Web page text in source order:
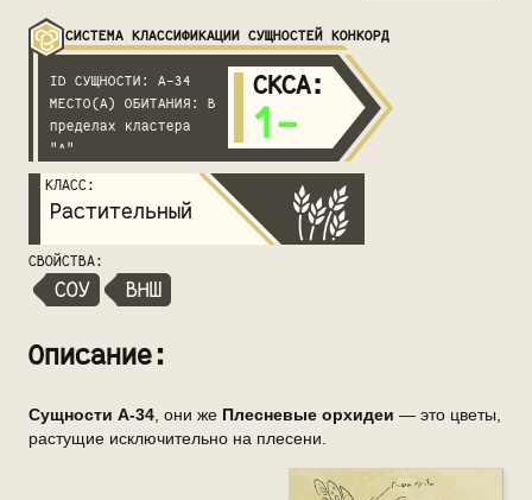
СИСТЕМА КЛАССИФИКАЦИИ СУЩНОСТЕЙ КОНКОРД
ID СУЩНОСТИ: А-34
МЕСТО(А) ОБИТАНИЯ: В
пределах кластера
"А"
СКСА:
1-
КЛАСС:
Растительный
СВОЙСТВА:
СОУ ВНШ
Описание:
Сущности А-34, они же Плесневые орхидеи — это цветы,
растущие исключительно на плесени.